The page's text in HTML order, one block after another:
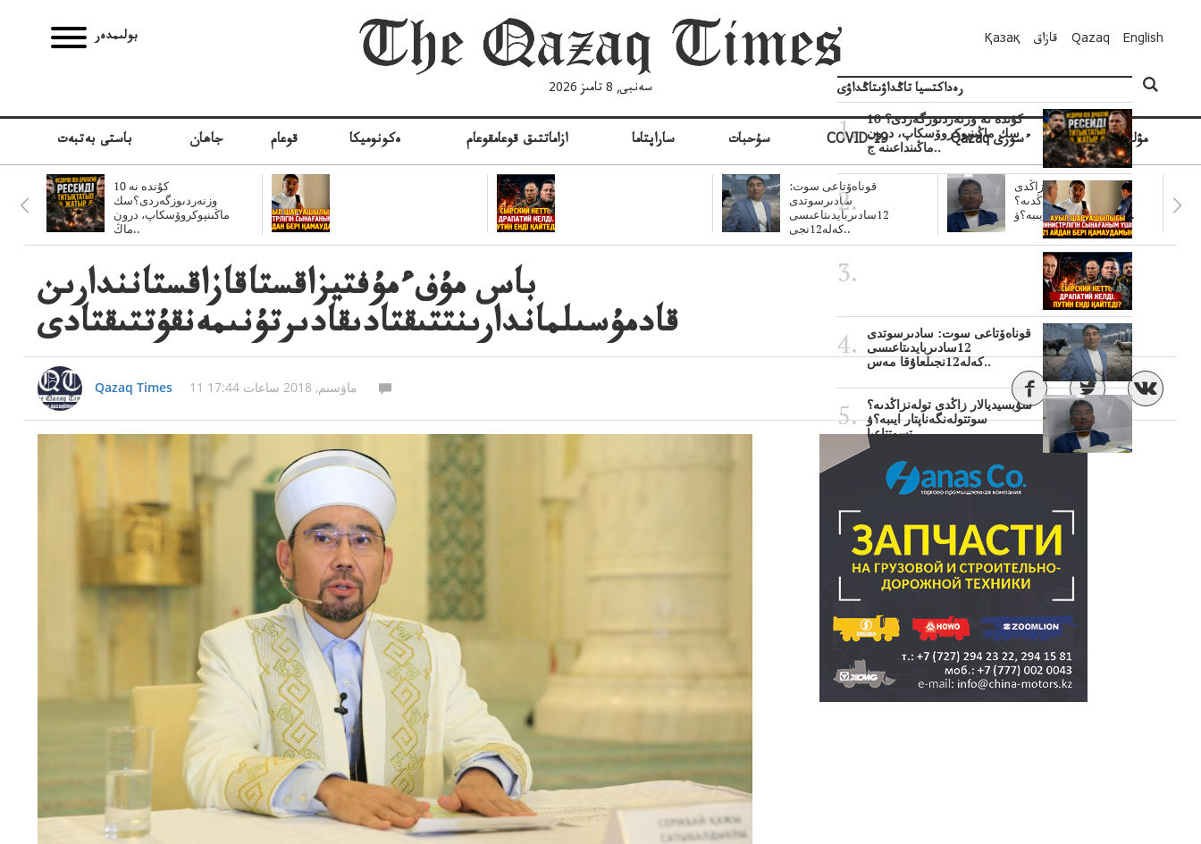
بولىمدەر
سەنبى, 8 تامىز 2026
Қазақ قازاق Qazaq English
باستى بەتبەت جاھان قوعام ەكونوميكا ازاماتتىق قوعامقوعام ساراپتاما سۇحبات COVID-19 Qazaq ءسوزى مۋلتيمەديا
10 كۇندە نە
وزنەردىوزگەردى؟سك
ماڭىنپوكروۆسكاپ، درون
ماڭ..
قوناەۆتاعى سوت:
سادىرسوتدى
12سادىربايدىتاعىسى
كەلە12نجى..
سۋبسيديالار زاڭدى
تولەنزاڭدىە؟
سوتتولەنگەناپتار ايىبە؟ۋ..
باس مۇفءمۇفتيزاقستاقازاقستانندارىن
قادمۇسىلماندارىنتتىقتادىقادىرتۇنىمەنقۇتتىقتادى
Qazaq Times 11 ماۋسىم, 2018 ساعات 17:44
رەداكتسيا تاڭداۋىتاڭداۋى
10 كۇندە نە وزنەردىوزگەردى؟
سك ماڭىنپوكروۆسكاپ، درون
ماڭىنداعىنە ج..
قوناەۆتاعى سوت: سادىرسوتدى
12سادىربايدىتاعىسى
كەلە12نجىلعاۇقا مەس..
سۋبسيديالار زاڭدى تولەنزاڭدىە؟
سوتتولەنگەناپتار ايىبە؟ۋ
تسوتتاعىا..